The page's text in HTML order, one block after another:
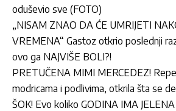
oduševio sve (FOTO)
„NISAM ZNAO DA ĆE UMRIJETI
VREMENA“ Gastoz otkrio poslednji
ovo ga NAJVIŠE BOLI?!
PRETUČENA MIMI MERCEDEZ!
modricama i podlivima, otkrila šta se
ŠOK! Evo koliko GODINA IMA